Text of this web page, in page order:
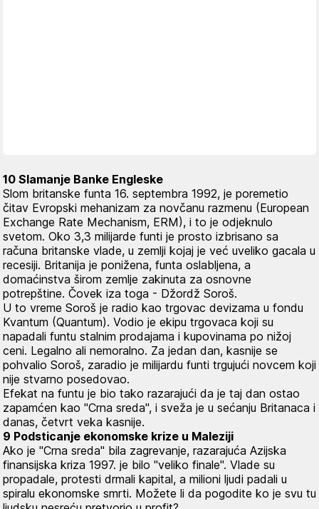
10 Slamanje Banke Engleske
Slom britanske funta 16. septembra 1992, je poremetio
čitav Evropski mehanizam za novčanu razmenu (European
Exchange Rate Mechanism, ERM), i to je odjeknulo
svetom. Oko 3,3 milijarde funti je prosto izbrisano sa
računa britanske vlade, u zemlji kojaj je već uveliko gacala u
recesiji. Britanija je ponižena, funta oslabljena, a
domaćinstva širom zemlje zakinuta za osnovne
potrepštine. Čovek iza toga - Džordž Soroš.
U to vreme Soroš je radio kao trgovac devizama u fondu
Kvantum (Quantum). Vodio je ekipu trgovaca koji su
napadali funtu stalnim prodajama i kupovinama po nižoj
ceni. Legalno ali nemoralno. Za jedan dan, kasnije se
pohvalio Soroš, zaradio je milijardu funti trgujući novcem koji
nije stvarno posedovao.
Efekat na funtu je bio tako razarajući da je taj dan ostao
zapamćen kao "Crna sreda", i sveža je u sećanju Britanaca i
danas, četvrt veka kasnije.
9 Podsticanje ekonomske krize u Maleziji
Ako je "Crna sreda" bila zagrevanje, razarajuća Azijska
finansijska kriza 1997. je bilo "veliko finale". Vlade su
propadale, protesti drmali kapital, a milioni ljudi padali u
spiralu ekonomske smrti. Možete li da pogodite ko je svu tu